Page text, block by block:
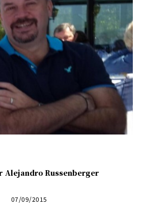
Alejandro Russenberger
07/09/2015